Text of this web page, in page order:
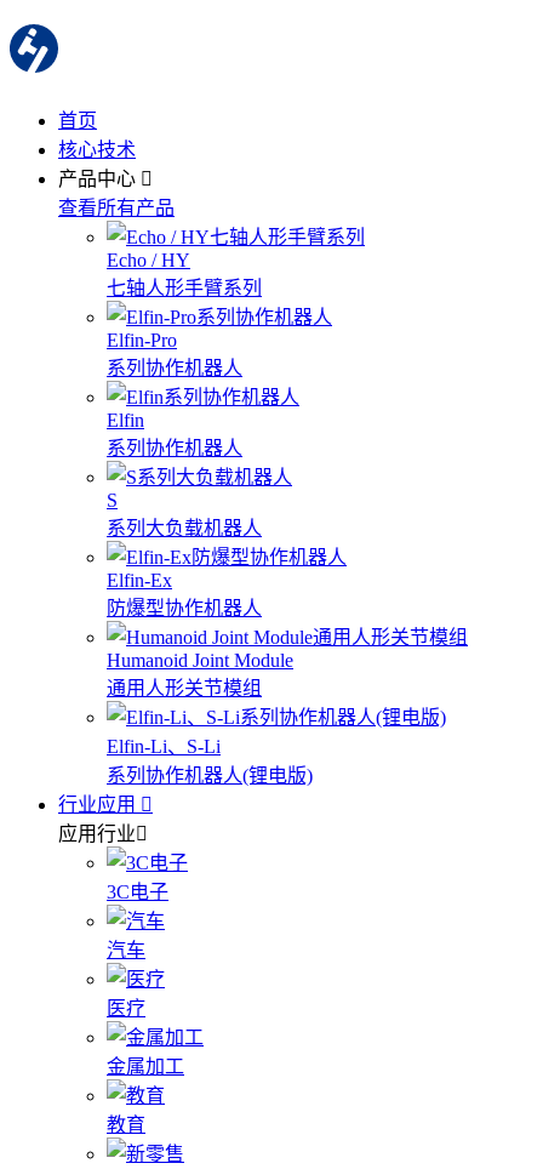
首页
核心技术
产品中心
查看所有产品
Echo / HY
七轴人形手臂系列
Elfin-Pro
系列协作机器人
Elfin
系列协作机器人
S
系列大负载机器人
Elfin-Ex
防爆型协作机器人
Humanoid Joint Module
通用人形关节模组
Elfin-Li、S-Li
系列协作机器人(锂电版)
行业应用
应用行业
3C电子
汽车
医疗
金属加工
教育